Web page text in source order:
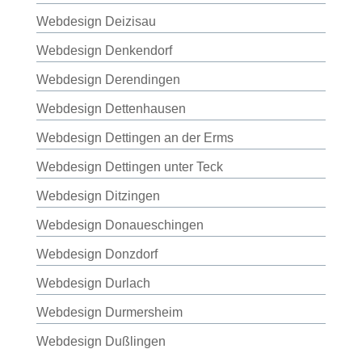
Webdesign Deizisau
Webdesign Denkendorf
Webdesign Derendingen
Webdesign Dettenhausen
Webdesign Dettingen an der Erms
Webdesign Dettingen unter Teck
Webdesign Ditzingen
Webdesign Donaueschingen
Webdesign Donzdorf
Webdesign Durlach
Webdesign Durmersheim
Webdesign Dußlingen